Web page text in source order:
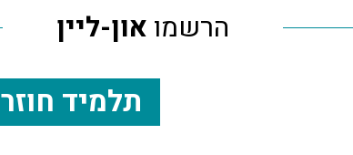
הרשמו און-ליין
תלמיד חוזר